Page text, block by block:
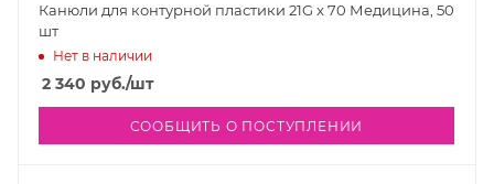
Канюли для контурной пластики 21G x 70 Медицина, 50
шт
Нет в наличии
2 340 руб./шт
СООБЩИТЬ О ПОСТУПЛЕНИИ